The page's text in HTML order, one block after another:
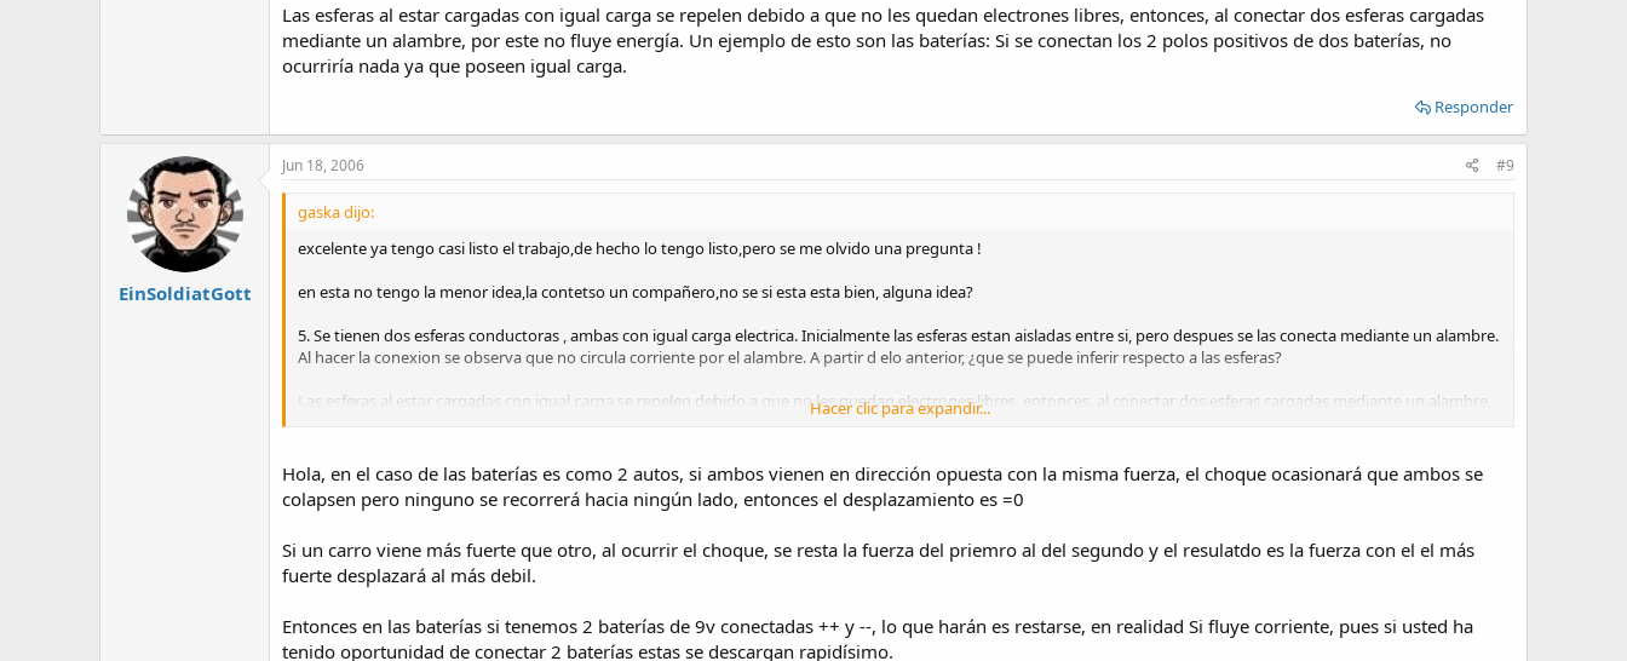
Las esferas al estar cargadas con igual carga se repelen debido a que no les quedan electrones libres, entonces, al conectar dos esferas cargadas
mediante un alambre, por este no fluye energía. Un ejemplo de esto son las baterías: Si se conectan los 2 polos positivos de dos baterías, no
ocurriría nada ya que poseen igual carga.
Responder
EinSoldiatGott
Jun 18, 2006 #9
gaska dijo:
excelente ya tengo casi listo el trabajo,de hecho lo tengo listo,pero se me olvido una pregunta !
en esta no tengo la menor idea,la contetso un compañero,no se si esta esta bien, alguna idea?
5. Se tienen dos esferas conductoras , ambas con igual carga electrica. Inicialmente las esferas estan aisladas entre si, pero despues se las conecta mediante un alambre.
Al hacer la conexion se observa que no circula corriente por el alambre. A partir d elo anterior, ¿que se puede inferir respecto a las esferas?
Las esferas al estar cargadas con igual carga se repelen debido a que no les quedan electrones libres, entonces, al conectar dos esferas cargadas mediante un alambre,
por este no fluye energía. Un ejemplo de esto son las baterías: Si se conectan los 2 polos positivos de dos baterías, no ocurriría nada ya que poseen igual carga.
Hacer clic para expandir...
Hola, en el caso de las baterías es como 2 autos, si ambos vienen en dirección opuesta con la misma fuerza, el choque ocasionará que ambos se
colapsen pero ninguno se recorrerá hacia ningún lado, entonces el desplazamiento es =0
Si un carro viene más fuerte que otro, al ocurrir el choque, se resta la fuerza del priemro al del segundo y el resulatdo es la fuerza con el el más
fuerte desplazará al más debil.
Entonces en las baterías si tenemos 2 baterías de 9v conectadas ++ y --, lo que harán es restarse, en realidad Si fluye corriente, pues si usted ha
tenido oportunidad de conectar 2 baterías estas se descargan rapidísimo.